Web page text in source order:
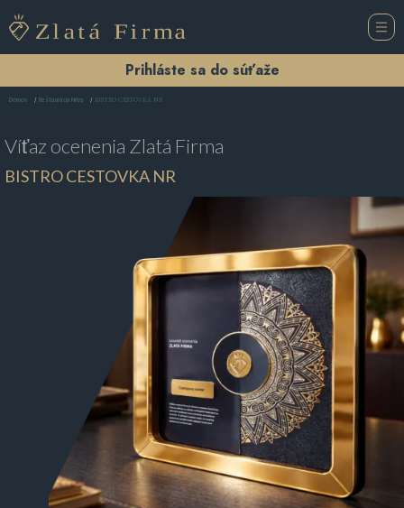
Prihláste sa do súťaže
Domov Reštaurácia Nitra BISTRO CESTOVKA NR
Víťaz ocenenia Zlatá Firma
BISTRO CESTOVKA NR